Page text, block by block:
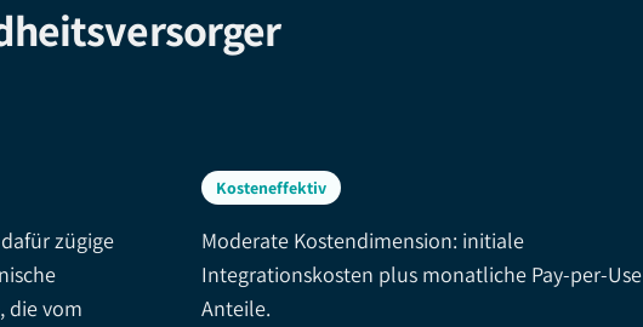
zügige
die vom
Kosteneffektiv
Moderate Kostendimension: initiale
Integrationskosten plus monatliche Pay-per-Use
Anteile.